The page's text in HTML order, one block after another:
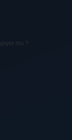
mu ?